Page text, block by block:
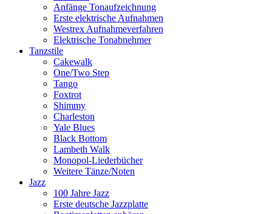
Anfänge Tonaufzeichnung
Erste elektrische Aufnahmen
Westrex Aufnahmeverfahren
Elektrische Tonabnehmer
Tanzstile
Cakewalk
One/Two Step
Tango
Foxtrot
Shimmy
Charleston
Yale Blues
Black Bottom
Lambeth Walk
Monopol-Liederbücher
Weitere Tänze/Noten
Jazz
100 Jahre Jazz
Erste deutsche Jazzplatte